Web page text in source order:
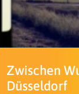
Zwischen
Düsseldorf